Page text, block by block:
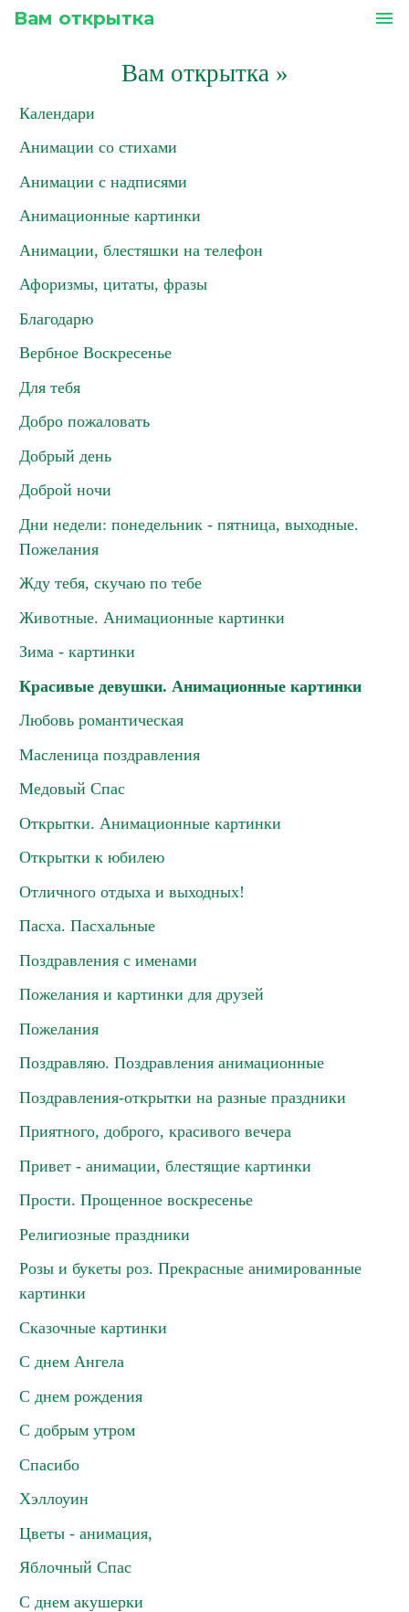
Вам открытка menu
Вам открытка»
Календари
Анимации со стихами
Анимации с надписями
Анимационные картинки
Анимации, блестяшки на телефон
Афоризмы, цитаты, фразы
Благодарю
Вербное Воскресенье
Для тебя
Добро пожаловать
Добрый день
Доброй ночи
Дни недели: понедельник - пятница, выходные.
Пожелания
Жду тебя, скучаю по тебе
Животные. Анимационные картинки
Зима - картинки
Красивые девушки. Анимационные картинки
Любовь романтическая
Масленица поздравления
Медовый Спас
Открытки. Анимационные картинки
Открытки к юбилею
Отличного отдыха и выходных!
Пасха. Пасхальные
Поздравления с именами
Пожелания и картинки для друзей
Пожелания
Поздравляю. Поздравления анимационные
Поздравления-открытки на разные праздники
Приятного, доброго, красивого вечера
Привет - анимации, блестящие картинки
Прости. Прощенное воскресенье
Религиозные праздники
Розы и букеты роз. Прекрасные анимированные
картинки
Сказочные картинки
С днем Ангела
С днем рождения
С добрым утром
Спасибо
Хэллоуин
Цветы - анимация,
Яблочный Спас
С днем акушерки